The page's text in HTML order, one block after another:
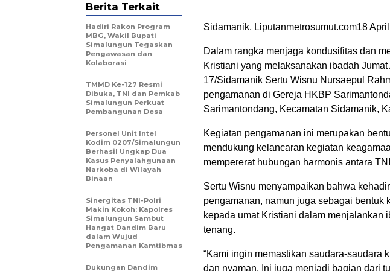
Sidamanik, Liputanmetrosumut.com18
Dalam rangka menjaga kondusifitas dan
Kristiani yang melaksanakan ibadah Jumat
17/Sidamanik Sertu Wisnu Nursaepul
pengamanan di Gereja HKBP
Sarimantondang, Kecamatan Sidamanik,
Kegiatan pengamanan ini merupakan
mendukung kelancaran kegiatan
mempererat hubungan harmonis antara
Sertu Wisnu menyampaikan bahwa
pengamanan, namun juga sebagai bentuk
kepada umat Kristiani dalam menjalankan
tenang.
“Kami ingin memastikan saudara-saudara
dan nyaman. Ini juga menjadi bagian dari
Berita Terkait
Hadiri Rakon Program
MBG, Wakil Bupati
Simalungun Tegaskan
Pengawasan dan
Kolaborasi
TMMD Ke-127 Resmi
Dibuka, TNI dan Pemkab
Simalungun Perkuat
Pembangunan Desa
Personel Unit Intel
Kodim 0207/Simalungun
Berhasil Ungkap Dua
Kasus Penyalahgunaan
Narkoba di Wilayah
Binaan
Sinergitas TNI-Polri
Makin Kokoh: Kapolres
Simalungun Sambut
Hangat Dandim Baru
dalam Wujud
Pengamanan Kamtibmas
Dukungan Dandim